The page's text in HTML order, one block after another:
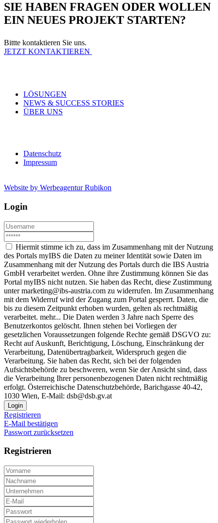
SIE HABEN FRAGEN ODER WOLLEN
EIN NEUES PROJEKT STARTEN?
Bittte kontaktieren Sie uns.
JETZT KONTAKTIEREN
LÖSUNGEN
NEWS & SUCCESS STORIES
ÜBER UNS
Datenschutz
Impressum
Website by Werbeagentur Rubikon
Login
Hiermit stimme ich zu, dass im Zusammenhang mit der Nutzung
des Portals myIBS die Daten zu meiner Identität sowie Daten im
Zusammenhang mit der Nutzung des Portals durch die IBS Austria
GmbH verarbeitet werden. Ohne ihre Zustimmung können Sie das
Portal myIBS nicht nutzen. Sie haben das Recht, diese Zustimmung
unter marketing@ibs-austria.com zu widerrufen. Im Zusammenhang
mit dem Widerruf wird der Zugang zum Portal gesperrt. Daten, die
bis zu diesem Zeitpunkt erhoben wurden, gelten als rechtmäßig
verarbeitet. mehr... Die Daten werden 3 Jahre nach Sperre des
Benutzerkontos gelöscht. Ihnen stehen bei Vorliegen der
gesetzlichen Voraussetzungen folgende Rechte gemäß DSGVO zu:
Recht auf Auskunft, Berichtigung, Löschung, Einschränkung der
Verarbeitung, Datenübertragbarkeit, Widerspruch gegen die
Verarbeitung. Sie haben das Recht, sich bei der folgenden
Aufsichtsbehörde zu beschweren, wenn Sie der Ansicht sind, dass
die Verarbeitung Ihrer personenbezogenen Daten nicht rechtmäßig
erfolgt. Österreichische Datenschutzbehörde, Barichgasse 40-42,
1030 Wien, E-Mail: dsb@dsb.gv.at
Login
Registrieren
E-Mail bestätigen
Passwort zurücksetzen
Registrieren